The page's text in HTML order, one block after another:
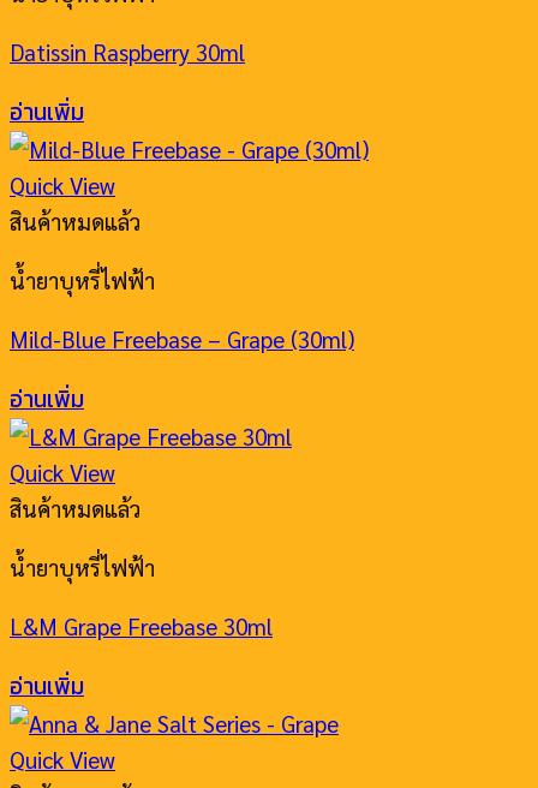
Datissin Raspberry 30ml
อ่านเพิ่ม
Quick View
สินค้าหมดแล้ว
น้ำยาบุหรี่ไฟฟ้า
Mild-Blue Freebase – Grape (30ml)
อ่านเพิ่ม
Quick View
สินค้าหมดแล้ว
น้ำยาบุหรี่ไฟฟ้า
L&M Grape Freebase 30ml
อ่านเพิ่ม
Quick View